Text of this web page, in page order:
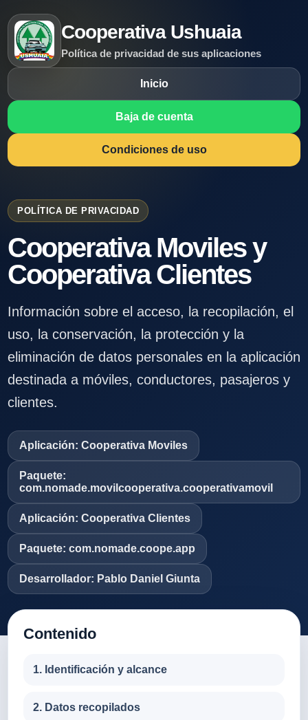
Cooperativa Ushuaia
Política de privacidad de sus aplicaciones
Inicio
Baja de cuenta
Condiciones de uso
POLÍTICA DE PRIVACIDAD
Cooperativa Moviles y
Cooperativa Clientes
Información sobre el acceso, la recopilación, el
uso, la conservación, la protección y la
eliminación de datos personales en la aplicación
destinada a móviles, conductores, pasajeros y
clientes.
Aplicación: Cooperativa Moviles
Paquete:
com.nomade.movilcooperativa.cooperativamovil
Aplicación: Cooperativa Clientes
Paquete: com.nomade.coope.app
Desarrollador: Pablo Daniel Giunta
Contenido
1. Identificación y alcance
2. Datos recopilados